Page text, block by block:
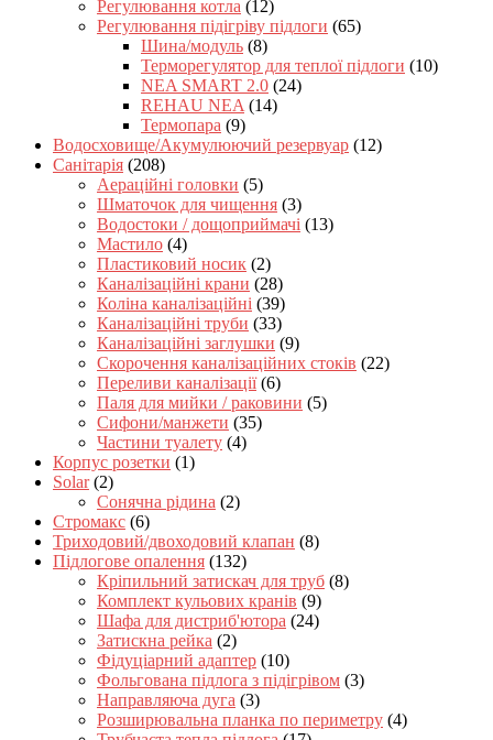
Регулювання котла (12)
Регулювання підігріву підлоги (65)
Шина/модуль (8)
Терморегулятор для теплої підлоги (10)
NEA SMART 2.0 (24)
REHAU NEA (14)
Термопара (9)
Водосховище/Акумулюючий резервуар (12)
Санітарія (208)
Аераційні головки (5)
Шматочок для чищення (3)
Водостоки / дощоприймачі (13)
Мастило (4)
Пластиковий носик (2)
Каналізаційні крани (28)
Коліна каналізаційні (39)
Каналізаційні труби (33)
Каналізаційні заглушки (9)
Скорочення каналізаційних стоків (22)
Переливи каналізації (6)
Паля для мийки / раковини (5)
Сифони/манжети (35)
Частини туалету (4)
Корпус розетки (1)
Solar (2)
Сонячна рідина (2)
Стромакс (6)
Триходовий/двоходовий клапан (8)
Підлогове опалення (132)
Кріпильний затискач для труб (8)
Комплект кульових кранів (9)
Шафа для дистриб'ютора (24)
Затискна рейка (2)
Фідуціарний адаптер (10)
Фольгована підлога з підігрівом (3)
Направляюча дуга (3)
Розширювальна планка по периметру (4)